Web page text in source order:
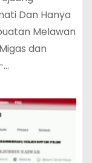
Dan Hanya
Melawan
dan